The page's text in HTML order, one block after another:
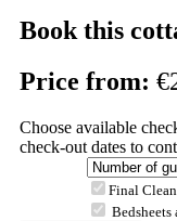
Book this
Price from:
Choose available
check-out dates to
Final